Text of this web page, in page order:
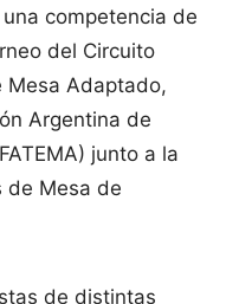
competencia de
del Circuito
Mesa Adaptado,
Argentina de
junto a la
de Mesa de
de distintas